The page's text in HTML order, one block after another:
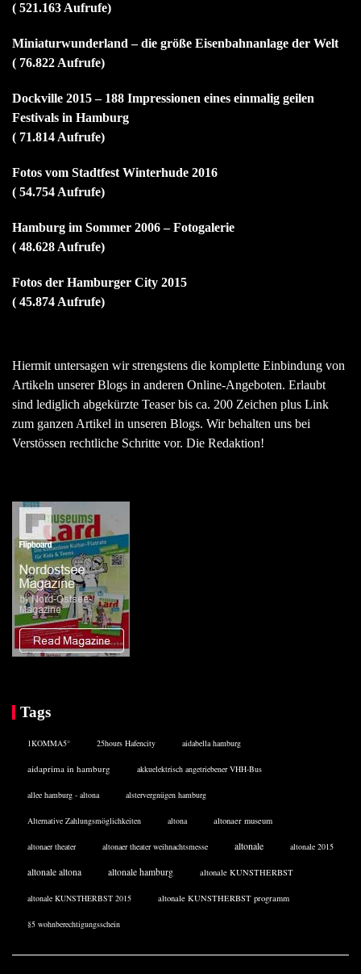
( 521.163 Aufrufe)
Miniaturwunderland – die größe Eisenbahnanlage der Welt
( 76.822 Aufrufe)
Dockville 2015 – 188 Impressionen eines einmalig geilen
Festivals in Hamburg
( 71.814 Aufrufe)
Fotos vom Stadtfest Winterhude 2016
( 54.754 Aufrufe)
Hamburg im Sommer 2006 – Fotogalerie
( 48.628 Aufrufe)
Fotos der Hamburger City 2015
( 45.874 Aufrufe)
Hiermit untersagen wir strengstens die komplette Einbindung von
Artikeln unserer Blogs in anderen Online-Angeboten. Erlaubt
sind lediglich abgekürzte Teaser bis ca. 200 Zeichen plus Link
zum ganzen Artikel in unseren Blogs. Wir behalten uns bei
Verstössen rechtliche Schritte vor. Die Redaktion!
Tags
1KOMMA5° 25hours Hafencity aidabella hamburg
aidaprima in hamburg akkuelektrisch angetriebener VHH-Bus
allee hamburg - altona alstervergnügen hamburg
Alternative Zahlungsmöglichkeiten altona altonaer museum
altonaer theater altonaer theater weihnachtsmesse altonale altonale 2015
altonale altona altonale hamburg altonale KUNSTHERBST
altonale KUNSTHERBST 2015 altonale KUNSTHERBST programm
§5 wohnberechtigungsschein